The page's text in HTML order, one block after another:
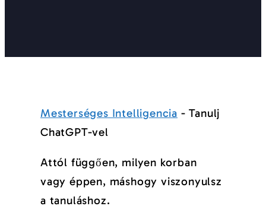
Mesterséges Intelligencia -Tanulj
ChatGPT-vel
Attól függően, milyen korban
vagy éppen, máshogy viszonyulsz
a tanuláshoz.